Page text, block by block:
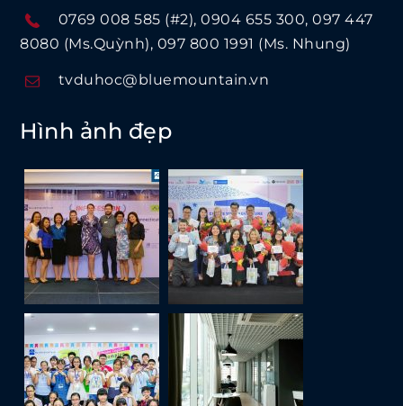
0769 008 585 (#2) 0904 655 300 097 447
8080 (Ms.Quỳnh) 097 800 1991 (Ms. Nhung)
tvduhoc@bluemountain.vn
Hình ảnh đẹp